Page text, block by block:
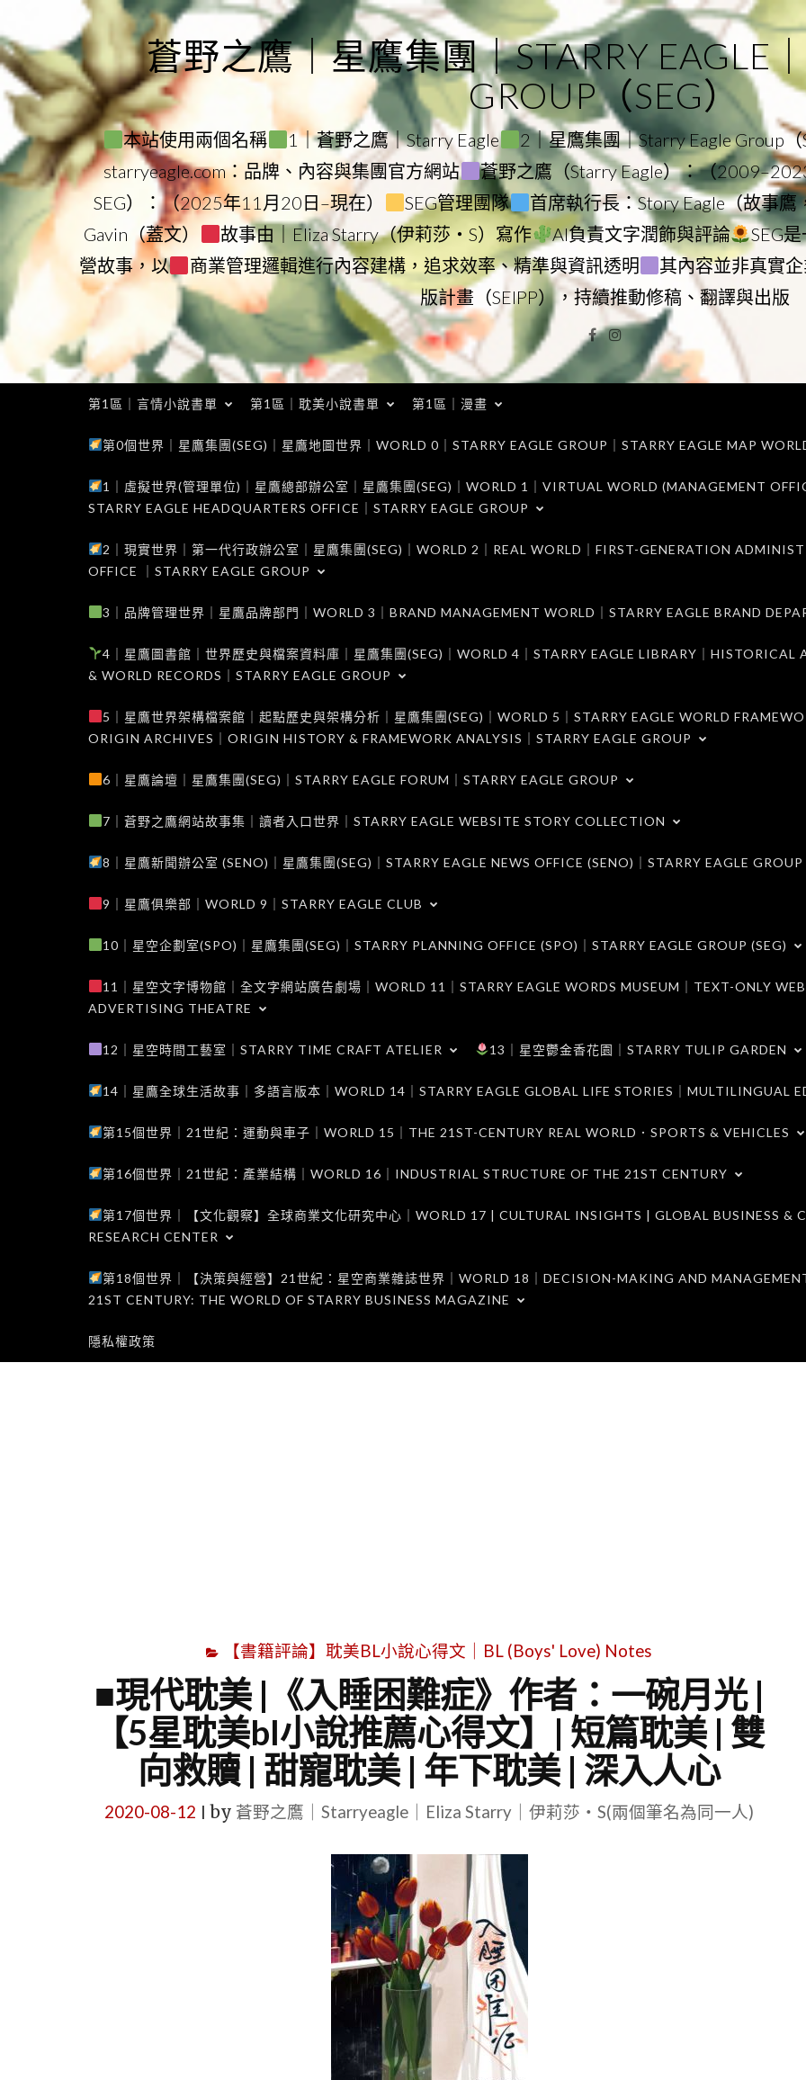
to
content
蒼野之鷹｜星鷹集團｜STARRY EAGLE
GROUP（SEG）
本站使用兩個名稱 1｜蒼野之鷹｜Starry Eagle 2｜星鷹集團｜Starry Eagle Group（
starryeagle.com：品牌、內容與集團官方網站
蒼野之鷹（Starry Eagle）：（
SEG）：（2025年11月20日–現在）
SEG管理團隊 首席執行長：Story Eagle（故事鷹
Gavin（蓋文）
故事由｜Eliza Starry（伊莉莎・S）寫作 AI負責文字潤飾與評論
SEG
營故事，以
商業管理邏輯進行內容建構，追求效率、精準與資訊透明 其內容並非真實
版計畫（SEIPP），持續推動修稿、翻譯與出版
Facebook
Instagram
第1區｜言情小說書單 第1區｜耽美小說書單 第1區｜漫畫
第0個世界｜星鷹集團(SEG)｜星鷹地圖世界｜WORLD 0｜STARRY EAGLE GROUP｜STARRY EAGLE MAP
1｜虛擬世界(管理單位)｜星鷹總部辦公室｜星鷹集團(SEG)｜WORLD 1｜VIRTUAL WORLD (MANAGEMENT
STARRY EAGLE HEADQUARTERS OFFICE｜STARRY EAGLE GROUP
2｜現實世界｜第一代行政辦公室｜星鷹集團(SEG)｜WORLD 2｜REAL WORLD｜FIRST-GENERATION
OFFICE ｜STARRY EAGLE GROUP
3｜品牌管理世界｜星鷹品牌部門｜WORLD 3｜BRAND MANAGEMENT WORLD｜STARRY EAGLE BRAND
4｜星鷹圖書館｜世界歷史與檔案資料庫｜星鷹集團(SEG)｜WORLD 4｜STARRY EAGLE LIBRARY｜HISTORICAL
& WORLD RECORDS｜STARRY EAGLE GROUP
5｜星鷹世界架構檔案館｜起點歷史與架構分析｜星鷹集團(SEG)｜WORLD 5｜STARRY EAGLE WORLD
ORIGIN ARCHIVES｜ORIGIN HISTORY & FRAMEWORK ANALYSIS｜STARRY EAGLE GROUP
6｜星鷹論壇｜星鷹集團(SEG)｜STARRY EAGLE FORUM｜STARRY EAGLE GROUP
7｜蒼野之鷹網站故事集｜讀者入口世界｜STARRY EAGLE WEBSITE STORY COLLECTION
8｜星鷹新聞辦公室 (SENO)｜星鷹集團(SEG)｜STARRY EAGLE NEWS OFFICE (SENO)｜STARRY EAGLE GROUP
9｜星鷹俱樂部｜WORLD 9｜STARRY EAGLE CLUB
10｜星空企劃室(SPO)｜星鷹集團(SEG)｜STARRY PLANNING OFFICE (SPO)｜STARRY EAGLE GROUP (SEG)
11｜星空文字博物館｜全文字網站廣告劇場｜WORLD 11｜STARRY EAGLE WORDS MUSEUM｜TEXT-ONLY
ADVERTISING THEATRE
12｜星空時間工藝室｜STARRY TIME CRAFT ATELIER 13｜星空鬱金香花園｜STARRY TULIP GARDEN
14｜星鷹全球生活故事｜多語言版本｜WORLD 14｜STARRY EAGLE GLOBAL LIFE STORIES｜MULTILINGUAL
第15個世界｜21世紀：運動與車子｜WORLD 15｜THE 21ST-CENTURY REAL WORLD．SPORTS & VEHICLES
第16個世界｜21世紀：產業結構｜WORLD 16｜INDUSTRIAL STRUCTURE OF THE 21ST CENTURY
第17個世界｜【文化觀察】全球商業文化研究中心｜WORLD 17 | CULTURAL INSIGHTS | GLOBAL BUSINESS &
RESEARCH CENTER
第18個世界｜【決策與經營】21世紀：星空商業雜誌世界｜WORLD 18｜DECISION-MAKING AND
21ST CENTURY: THE WORLD OF STARRY BUSINESS MAGAZINE
隱私權政策
【書籍評論】耽美BL小說心得文｜BL (Boys' Love) Notes
■現代耽美 |《入睡困難症》作者：一碗月光 |
【5星耽美bl小說推薦心得文】| 短篇耽美 | 雙
向救贖 | 甜寵耽美 | 年下耽美 | 深入人心
2020-08-12 by 蒼野之鷹｜Starryeagle｜Eliza Starry｜伊莉莎・S(兩個筆名為同一人)